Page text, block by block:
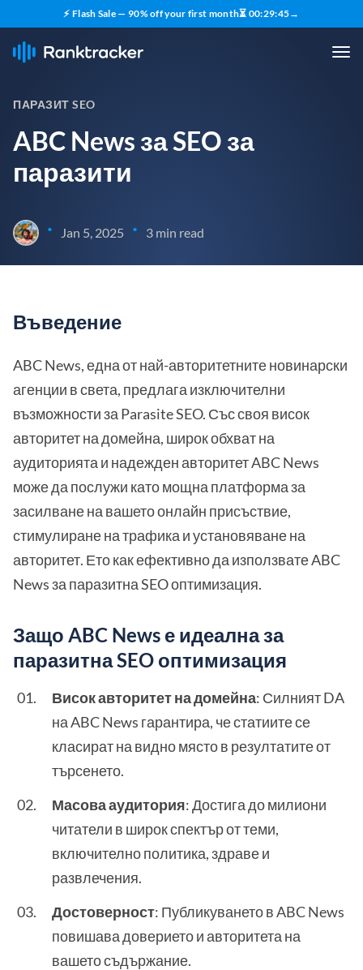
⚡ Flash Sale — 90% off your first month⏳ 00:29:44→
ПАРАЗИТ SEO
ABC News за SEO за
паразити
• Jan 5, 2025 • 3 min read
Въведение
ABC News, една от най-авторитетните новинарски
агенции в света, предлага изключителни
възможности за Parasite SEO. Със своя висок
авторитет на домейна, широк обхват на
аудиторията и надежден авторитет ABC News
може да послужи като мощна платформа за
засилване на вашето онлайн присъствие,
стимулиране на трафика и установяване на
авторитет. Ето как ефективно да използвате ABC
News за паразитна SEO оптимизация.
Защо ABC News е идеална за
паразитна SEO оптимизация
Висок авторитет на домейна: Силният DA
на ABC News гарантира, че статиите се
класират на видно място в резултатите от
търсенето.
Масова аудитория: Достига до милиони
читатели в широк спектър от теми,
включително политика, здраве и
развлечения.
Достоверност: Публикуването в ABC News
повишава доверието и авторитета на
вашето съдържание.